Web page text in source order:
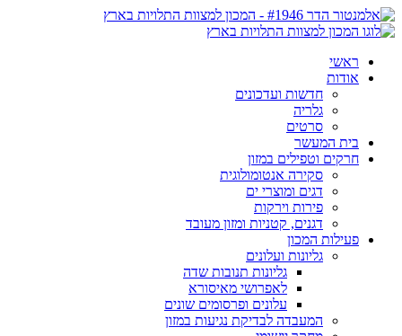
ראשי
אודות
חדשות ועדכונים
גלריה
סרטים
בית המעשר
חרקים וטפילים במזון
סקירה אנטומולוגית
דגים ומוצרי ים
פירות וירקות
דגנים, קטניות ומזון מעובד
פעילות המכון
גליונות ועלונים
גליונות תנובות שדה
לאפרושי מאיסורא
עלונים ופרסומים שונים
המעבדה לבדיקת נגיעות במזון